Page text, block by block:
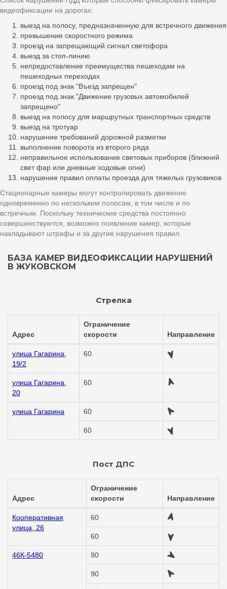
видеофиксации на дорогах:
выезд на полосу, предназначенную для встречного движения
превышение скоростного режима
проезд на запрещающий сигнал светофора
выезд за стоп-линию
непредоставление преимущества пешеходам на
пешеходных переходах
проезд под знак "Въезд запрещен"
проезд под знак "Движение грузовых автомобилей
запрещено"
выезд на полосу для маршрутных транспортных средств
выезд на тротуар
нарушение требований дорожной разметки
выполнение поворота из второго ряда
неправильное использование световых приборов (ближний
свет фар или дневные ходовые огни)
нарушение правил оплаты проезда для тяжелых грузовиков
Стационарные камеры могут контролировать движение
одновременно по нескольким полосам, в том числе и по
встречным. Поскольку технические средства постоянно
совершенствуются, возможно появление камер, которые
накладывают штрафы и за другие нарушения правил.
БАЗА КАМЕР ВИДЕОФИКСАЦИИ НАРУШЕНИЙ
В ЖУКОВСКОМ
Стрелка
Адрес
Ограничение
скорости
Направление
улица Гагарина,
19/2
60
улица Гагарина,
20
60
улица Гагарина 60
60
Пост ДПС
Адрес
Ограничение
скорости
Направление
Кооперативная
улица, 26
60
60
46К-5480 90
90